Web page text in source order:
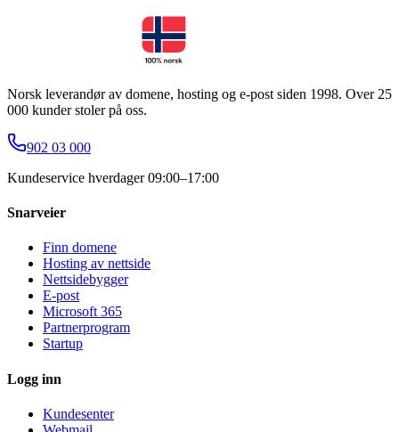
Norsk leverandør av domene, hosting og e-post siden 1998. Over 25
000 kunder stoler på oss.
902 03 000
Kundeservice hverdager 09:00–17:00
Snarveier
Finn domene
Hosting av nettside
Nettsidebygger
E-post
Microsoft 365
Partnerprogram
Startup
Logg inn
Kundesenter